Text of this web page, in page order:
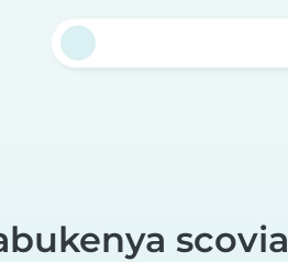
scovia